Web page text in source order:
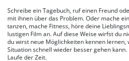
Schreibe ein Tagebuch, ruf einen Freund
mit ihnen über das Problem. Oder mache
tanzen, mache Fitness, höre deine
lustigen Film an. Auf diese Weise wirfst du
du wirst neue Möglichkeiten kennen
Situation schnell wieder besser gehen
Laufe der Zeit.